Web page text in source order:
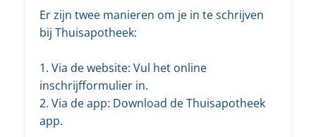
Er zijn twee manieren om je in te schrijven
bij Thuisapotheek:
1. Via de website: Vul het online
inschrijfformulier in.
2. Via de app: Download de Thuisapotheek
app.